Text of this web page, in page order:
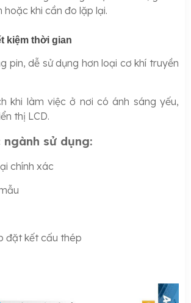
hoặc khi cần đo lặp lại.
kiệm thời gian
pin, dễ sử dụng hơn loại cơ khí truyền
khi làm việc ở nơi có ánh sáng yếu,
thị LCD.
sử dụng:
chính xác
đặt kết cấu thép